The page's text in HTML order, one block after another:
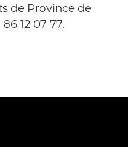
de Province de
12 07 77.